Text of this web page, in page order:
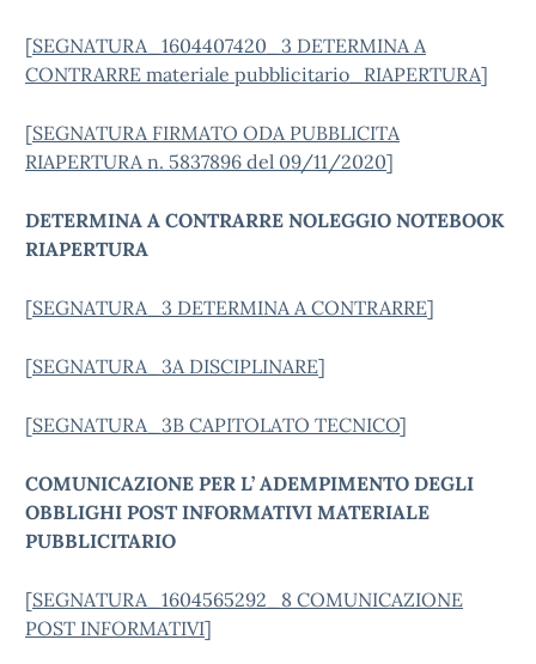
[SEGNATURA_1604407420_3 DETERMINA A
CONTRARRE materiale pubblicitario_RIAPERTURA]
[SEGNATURA FIRMATO ODA PUBBLICITA
RIAPERTURA n. 5837896 del 09/11/2020]
DETERMINA A CONTRARRE NOLEGGIO NOTEBOOK
RIAPERTURA
[SEGNATURA_3 DETERMINA A CONTRARRE]
[SEGNATURA_3A DISCIPLINARE]
[SEGNATURA_3B CAPITOLATO TECNICO]
COMUNICAZIONE PER L’ ADEMPIMENTO DEGLI
OBBLIGHI POST INFORMATIVI MATERIALE
PUBBLICITARIO
[SEGNATURA_1604565292_8 COMUNICAZIONE
POST INFORMATIVI]